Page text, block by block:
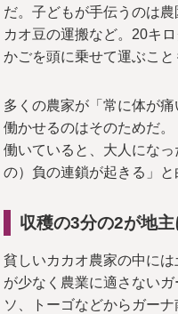
だ。子どもが手伝うのは
カオ豆の運搬など。20キ
かごを頭に乗せて運ぶこと
多くの農家が「常に体が
働かせるのはそのためだ。
働いていると、大人にな
の）負の連鎖が起きる」と
収穫の3分の2が地主
貧しいカカオ農家の中に
が少なく農業に適さない
ソ、トーゴなどからガー